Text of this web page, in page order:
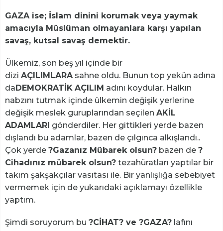
GAZA ise; İslam dinini korumak veya yaymak
amacıyla Müslüman olmayanlara karşı yapılan
savaş, kutsal savaş demektir.
Ülkemiz, son beş yıl içinde bir
dizi AÇILIMLARAsahne oldu. Bunun top yekün adına
da DEMOKRATİK AÇILIM adını koydular. Halkın
nabzını tutmak içinde ülkemin değişik yerlerine
değişik meslek guruplarından seçilen AKİL
ADAMLARI gönderdiler. Her gittikleri yerde bazen
dışlandı bu adamlar, bazen de çılgınca alkışlandı..
Çok yerde ?Gazanız Mübarek olsun? bazen de ?
Cihadınız mübarek olsun? tezahüratları yaptılar bir
takım şakşakçılar vasıtası ile. Bir yanlışlığa sebebiyet
vermemek için de yukarıdaki açıklamayı özellikle
yaptım.
Şimdi soruyorum bu ?CİHAT? ve ?GAZA? lafını